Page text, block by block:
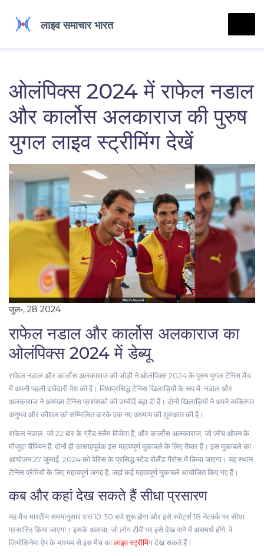
ओलंपिक्स 2024 में राफेल नडाल
और कार्लोस अलकाराज की पुरुष
युगल लाइव स्ट्रीमिंग देखें
जुल॰, 28 2024
राफेल नडाल और कार्लोस अलकाराज का
ओलंपिक्स 2024 में डेब्यू
राफेल नडाल और कार्लोस अलकाराज की जोड़ी ने ओलंपिक्स 2024 के पुरुष युगल टेनिस मैच
में अपनी पहली दावेदारी पेश की है। विश्वप्रसिद्ध टेनिस खिलाड़ियों के रूप में, नडाल और
अलकाराज ने असंख्य टेनिस प्रशंसकों की उम्मीदें बढ़ा दी हैं। दोनों खिलाड़ियों ने अपने व्यक्तिगत
अनुभव और कौशल को सम्मिलित करके एक नए अध्याय की शुरुआत की है।
राफेल नडाल, जो 22 बार के ग्रैंड स्लैम विजेता हैं, और कार्लोस अलकाराज, जो फ़्रेंच ओपन के
मौजूदा चैंपियन हैं, दोनों ही उत्साहपूर्वक इस महत्वपूर्ण मुकाबले के लिए तैयार हैं। इस मुकाबले का
आयोजन 27 जुलाई, 2024 को पेरिस के प्रसिद्ध स्टेड रोलैंड गैरोस में किया जाएगा। यह स्थान
टेनिस प्रेमियों के लिए महत्वपूर्ण जगह है, जहां कई महत्वपूर्ण मुकाबले आयोजित किए गए हैं।
कब और कहां देख सकते हैं सीधा प्रसारण
यह मैच भारतीय समयानुसार रात 10:30 बजे शुरू होगा और इसे स्पोर्ट्स 18 नेटवर्क पर सीधा
प्रसारित किया जाएगा। इसके अलावा, जो लोग टीवी पर इसे देख पाने में असमर्थ होंगे, वे
जियोसिनेमा ऐप के माध्यम से इस मैच कालाइव स्ट्रीमिंग देख सकते हैं।